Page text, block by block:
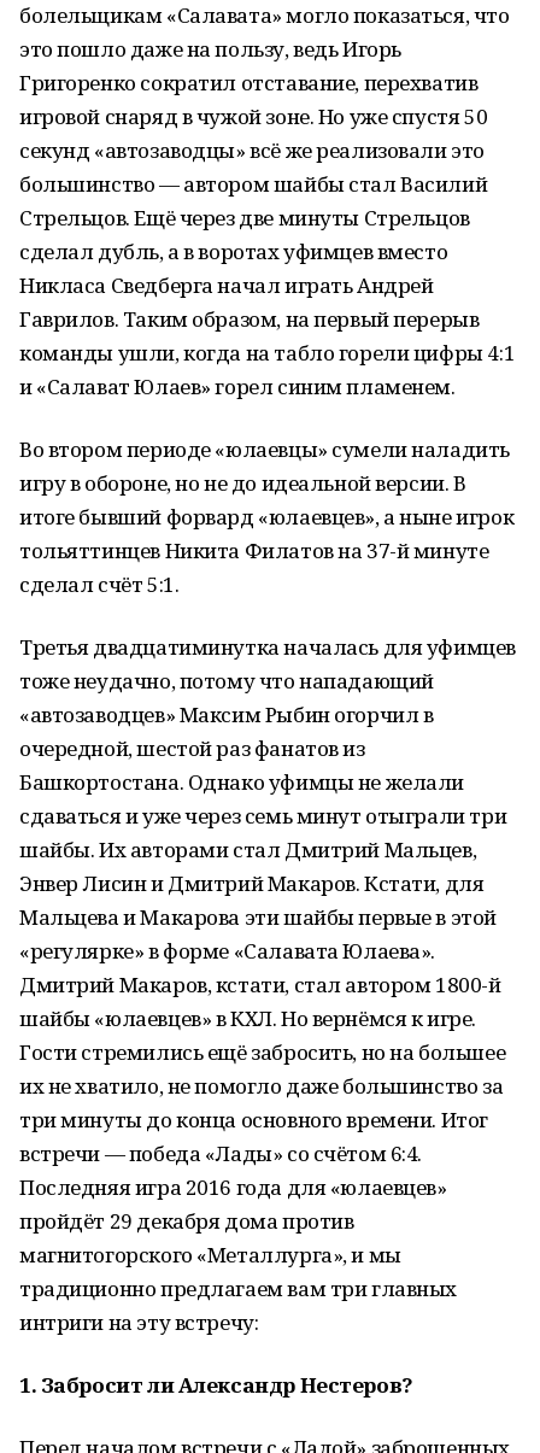
болельщикам «Салавата» могло показаться, что
это пошло даже на пользу, ведь Игорь
Григоренко сократил отставание, перехватив
игровой снаряд в чужой зоне. Но уже спустя 50
секунд «автозаводцы» всё же реализовали это
большинство — автором шайбы стал Василий
Стрельцов. Ещё через две минуты Стрельцов
сделал дубль, а в воротах уфимцев вместо
Никласа Сведберга начал играть Андрей
Гаврилов. Таким образом, на первый перерыв
команды ушли, когда на табло горели цифры 4:1
и «Салават Юлаев» горел синим пламенем.
Во втором периоде «юлаевцы» сумели наладить
игру в обороне, но не до идеальной версии. В
итоге бывший форвард «юлаевцев», а ныне игрок
тольяттинцев Никита Филатов на 37-й минуте
сделал счёт 5:1.
Третья двадцатиминутка началась для уфимцев
тоже неудачно, потому что нападающий
«автозаводцев» Максим Рыбин огорчил в
очередной, шестой раз фанатов из
Башкортостана. Однако уфимцы не желали
сдаваться и уже через семь минут отыграли три
шайбы. Их авторами стал Дмитрий Мальцев,
Энвер Лисин и Дмитрий Макаров. Кстати, для
Мальцева и Макарова эти шайбы первые в этой
«регулярке» в форме «Салавата Юлаева».
Дмитрий Макаров, кстати, стал автором 1800-й
шайбы «юлаевцев» в КХЛ. Но вернёмся к игре.
Гости стремились ещё забросить, но на большее
их не хватило, не помогло даже большинство за
три минуты до конца основного времени. Итог
встречи — победа «Лады» со счётом 6:4.
Последняя игра 2016 года для «юлаевцев»
пройдёт 29 декабря дома против
магнитогорского «Металлурга», и мы
традиционно предлагаем вам три главных
интриги на эту встречу:
1. Забросит ли Александр Нестеров?